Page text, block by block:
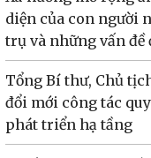
diện của con người
trụ và những vấn đề
Tổng Bí thư, Chủ
đổi mới công tác
phát triển hạ tầng